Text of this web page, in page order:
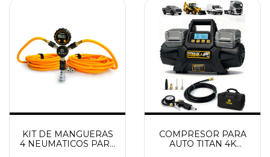
KIT DE MANGUERAS
4 NEUMATICOS PARA
COMPRESOR PARA
AUTO TITAN 4K